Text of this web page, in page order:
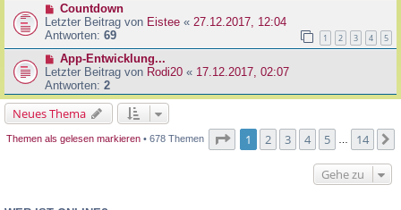
Countdown
Letzter Beitrag von Eistee « 27.12.2017, 12:04
Antworten: 69 1 2 3 4 5
App-Entwicklung...
Letzter Beitrag von Rodi20 « 17.12.2017, 02:07
Antworten: 2
Neues Thema
Themen als gelesen markieren • 678 Themen Seite von
1 2 3 4 5 14
Gehe zu